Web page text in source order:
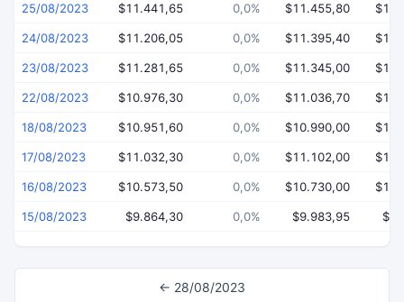
25/08/2023 $11.441,65 0,0% $11.455,80
24/08/2023 $11.206,05 0,0% $11.395,40
23/08/2023 $11.281,65 0,0% $11.345,00
22/08/2023 $10.976,30 0,0% $11.036,70
18/08/2023 $10.951,60 0,0% $10.990,00
17/08/2023 $11.032,30 0,0% $11.102,00
16/08/2023 $10.573,50 0,0% $10.730,00
15/08/2023 $9.864,30 0,0% $9.983,95
← 28/08/2023